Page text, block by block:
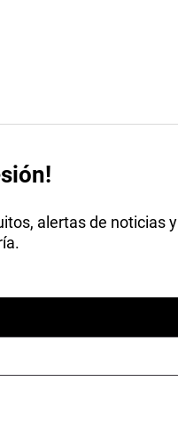
alertas de noticias y